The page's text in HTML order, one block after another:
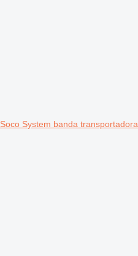
Soco System banda transportadora